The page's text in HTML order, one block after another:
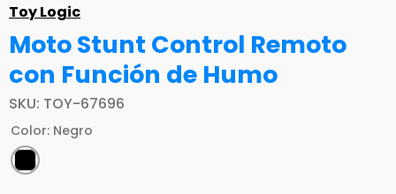
Toy Logic
Moto Stunt Control Remoto
con Función de Humo
SKU: TOY-67696
Color: Negro